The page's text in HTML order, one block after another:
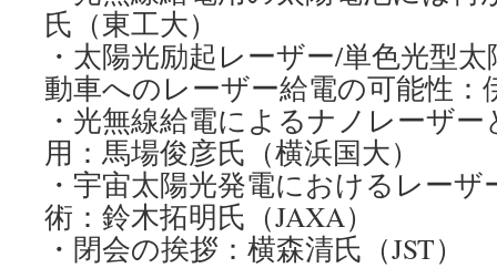
氏（東工大）
・太陽光励起レーザー/単色光型
動車へのレーザー給電の可能性：
・光無線給電によるナノレーザ
用：馬場俊彦氏（横浜国大）
・宇宙太陽光発電におけるレー
術：鈴木拓明氏（JAXA）
・閉会の挨拶：横森清氏（JST）